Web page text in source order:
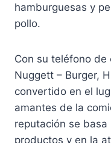
hamburguesas y
pollo.
Con su teléfono
Nuggett – Burger,
convertido en el
amantes de la
reputación se
productos y en la